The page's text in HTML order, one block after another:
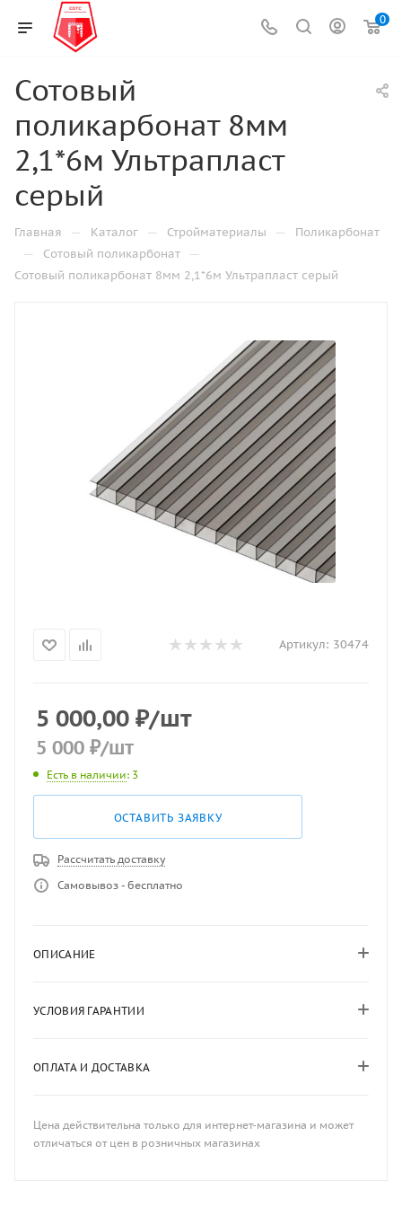
0
Сотовый
поликарбонат 8мм
2,1*6м Ультрапласт
серый
Главная — Каталог — Стройматериалы — Поликарбонат
— Сотовый поликарбонат —
Сотовый поликарбонат 8мм 2,1*6м Ультрапласт серый
Артикул: 30474
5 000,00 ₽/шт
5 000 ₽/шт
Есть в наличии: 3
ОСТАВИТЬ ЗАЯВКУ
Рассчитать доставку
Самовывоз - бесплатно
ОПИСАНИЕ
УСЛОВИЯ ГАРАНТИИ
ОПЛАТА И ДОСТАВКА
Цена действительна только для интернет-магазина и может
отличаться от цен в розничных магазинах